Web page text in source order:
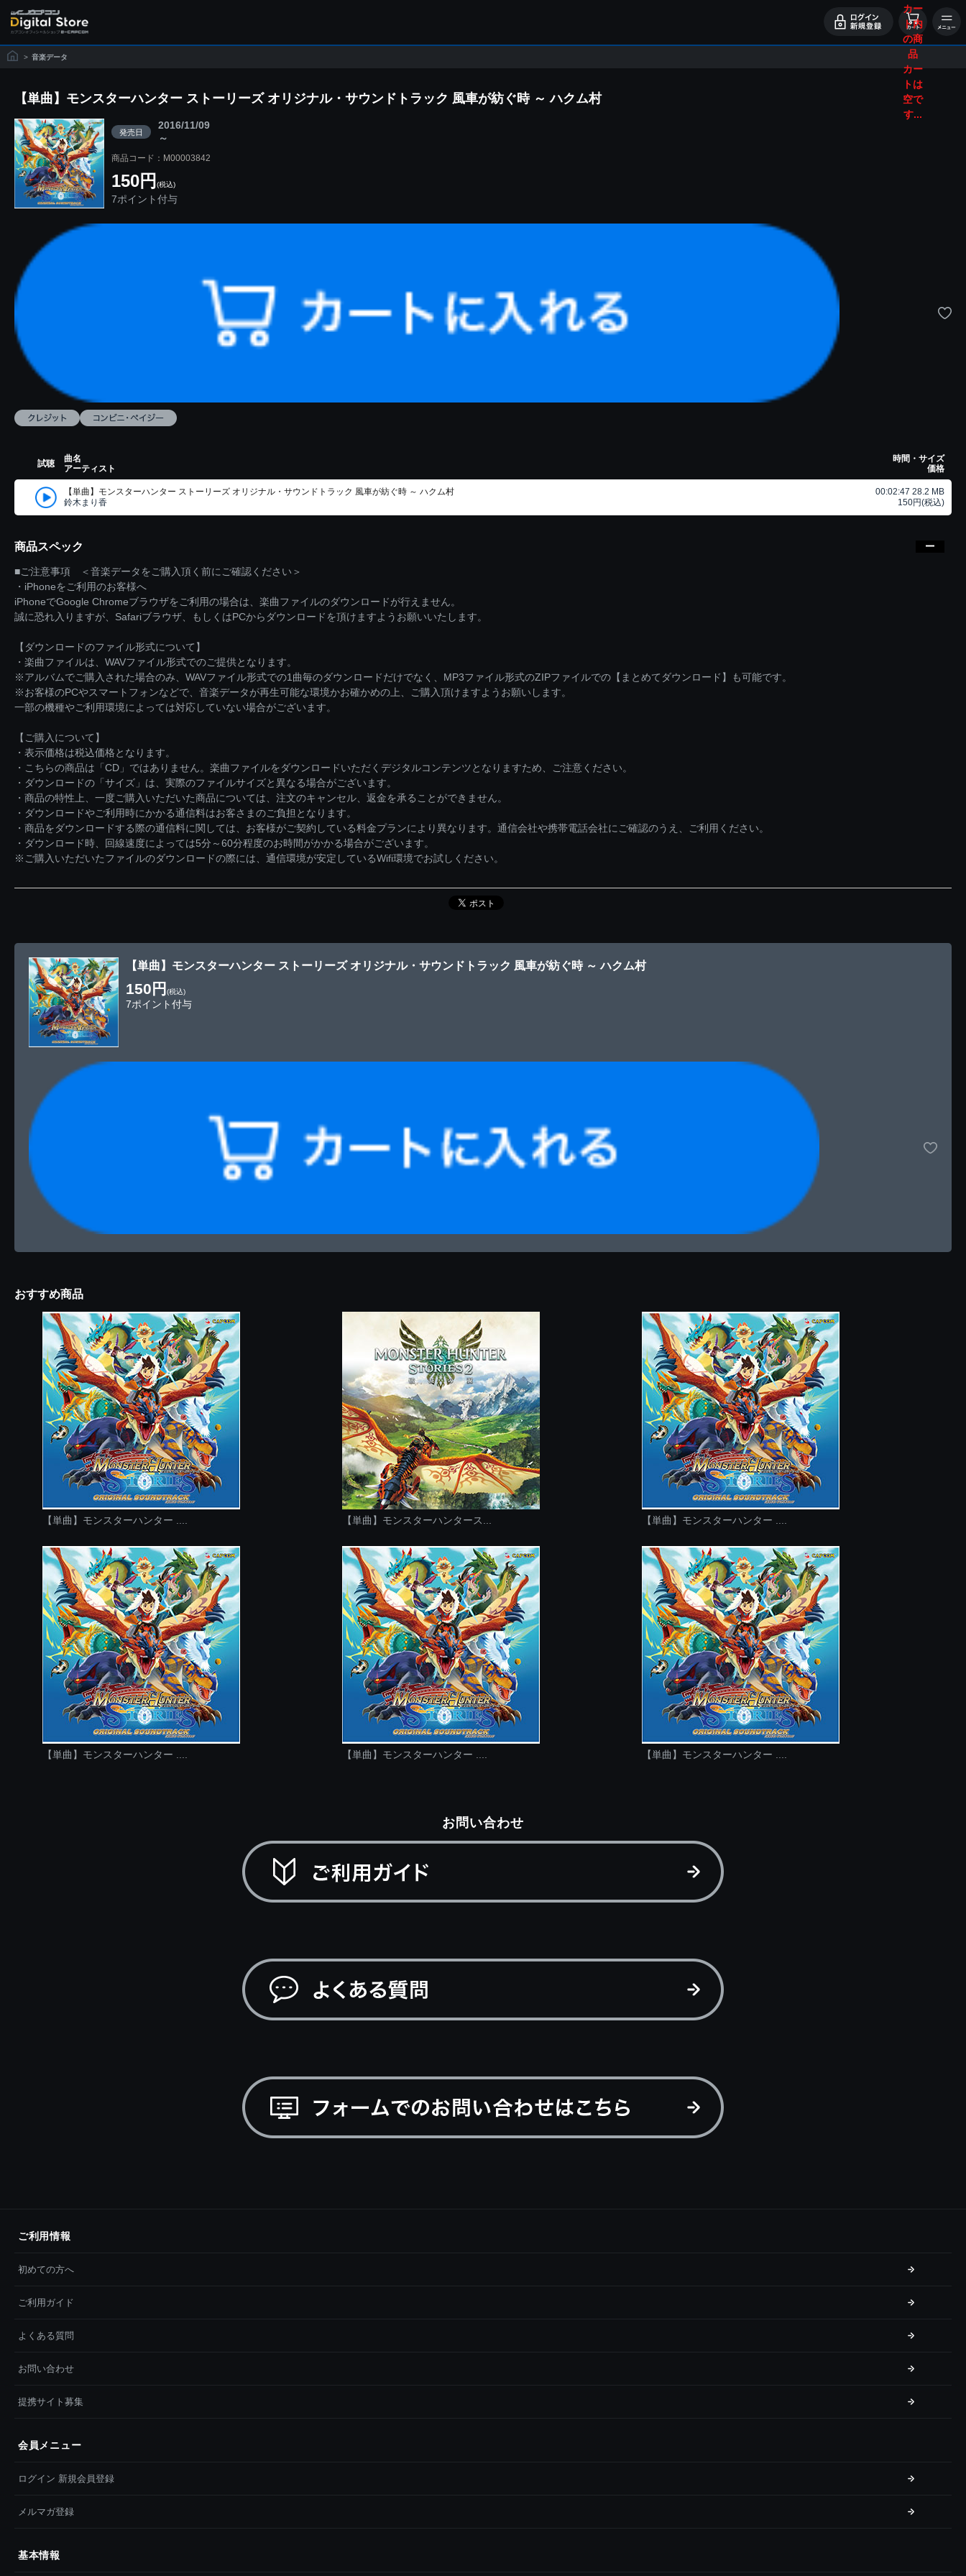
カー
ト内
の商
品
カー
トは
空で
す...
> 音楽データ
【単曲】モンスターハンター ストーリーズ オリジナル・サウンドトラック 風車が紡ぐ時 ～ ハクム村
発売日
2016/11/09
～
商品コード：M00003842
150円 (税込)
7ポイント付与
試聴
曲名
アーティスト
時間・サイズ
価格
【単曲】モンスターハンター ストーリーズ オリジナル・サウンドトラック 風車が紡ぐ時 ～ ハクム村
鈴木まり香
00:02:47 28.2 MB
150円(税込)
商品スペック
■ご注意事項 ＜音楽データをご購入頂く前にご確認ください＞
・iPhoneをご利用のお客様へ
iPhoneでGoogle Chromeブラウザをご利用の場合は、楽曲ファイルのダウンロードが行えません。
誠に恐れ入りますが、Safariブラウザ、もしくはPCからダウンロードを頂けますようお願いいたします。
【ダウンロードのファイル形式について】
・楽曲ファイルは、WAVファイル形式でのご提供となります。
※アルバムでご購入された場合のみ、WAVファイル形式での1曲毎のダウンロードだけでなく、MP3ファイル形式のZIPファイルでの【まとめてダウンロード】も可能です。
※お客様のPCやスマートフォンなどで、音楽データが再生可能な環境かお確かめの上、ご購入頂けますようお願いします。
一部の機種やご利用環境によっては対応していない場合がございます。
【ご購入について】
・表示価格は税込価格となります。
・こちらの商品は「CD」ではありません。楽曲ファイルをダウンロードいただくデジタルコンテンツとなりますため、ご注意ください。
・ダウンロードの「サイズ」は、実際のファイルサイズと異なる場合がございます。
・商品の特性上、一度ご購入いただいた商品については、注文のキャンセル、返金を承ることができません。
・ダウンロードやご利用時にかかる通信料はお客さまのご負担となります。
・商品をダウンロードする際の通信料に関しては、お客様がご契約している料金プランにより異なります。通信会社や携帯電話会社にご確認のうえ、ご利用ください。
・ダウンロード時、回線速度によっては5分～60分程度のお時間がかかる場合がございます。
※ご購入いただいたファイルのダウンロードの際には、通信環境が安定しているWifi環境でお試しください。
【単曲】モンスターハンター ストーリーズ オリジナル・サウンドトラック 風車が紡ぐ時 ～ ハクム村
150円 (税込)
7ポイント付与
おすすめ商品
【単曲】モンスターハンター .... 【単曲】モンスターハンタース... 【単曲】モンスターハンター ....
【単曲】モンスターハンター .... 【単曲】モンスターハンター .... 【単曲】モンスターハンター ....
お問い合わせ
ご利用情報
初めての方へ
ご利用ガイド
よくある質問
お問い合わせ
提携サイト募集
会員メニュー
ログイン 新規会員登録
メルマガ登録
基本情報